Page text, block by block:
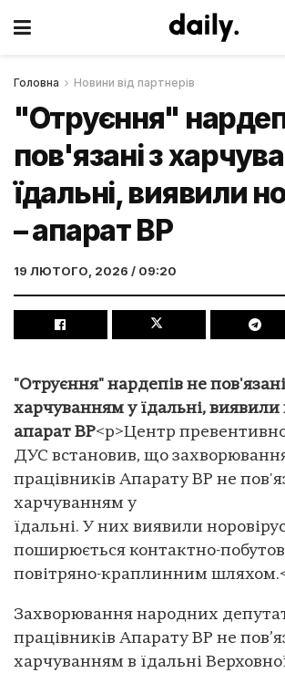
Головна Новини від партнерів
"Отруєння"
пов'язані з
їдальні, виявили
– апарат ВР
19 ЛЮТОГО, 2026 / 09:20
"Отруєння" нардепів не
харчуванням у їдальні, виявили
апарат ВР<p>Центр
ДУС встановив, що
працівників Апарату ВР не
харчуванням у
їдальні. У них виявили
поширюється контактно-
повітряно-краплинним
Захворювання народних
працівників Апарату ВР не
харчуванням в їдальні